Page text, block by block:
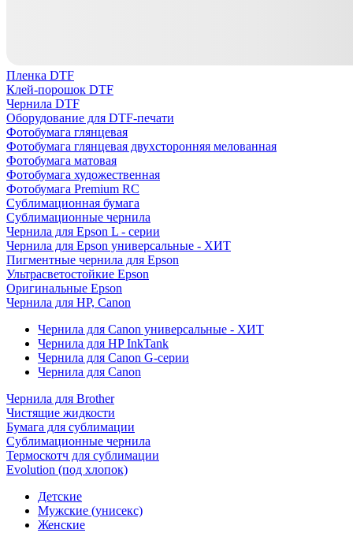
Пленка DTF
Клей-порошок DTF
Чернила DTF
Оборудование для DTF-печати
Фотобумага глянцевая
Фотобумага глянцевая двухсторонняя мелованная
Фотобумага матовая
Фотобумага художественная
Фотобумага Premium RC
Сублимационная бумага
Сублимационные чернила
Чернила для Epson L - серии
Чернила для Epson универсальные - ХИТ
Пигментные чернила для Epson
Ультрасветостойкие Epson
Оригинальные Epson
Чернила для HP, Canon
Чернила для Canon универсальные - ХИТ
Чернила для HP InkTank
Чернила для Canon G-серии
Чернила для Canon
Чернила для Brother
Чистящие жидкости
Бумага для сублимации
Сублимационные чернила
Термоскотч для сублимации
Evolution (под хлопок)
Детские
Мужские (унисекс)
Женские